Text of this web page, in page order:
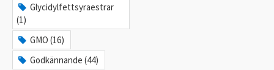
Glycidylfettsyraestrar
(1)
GMO (16)
Godkännande (44)